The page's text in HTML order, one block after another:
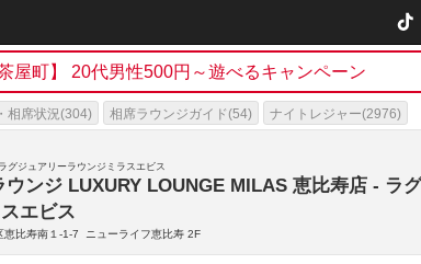
屋町】 20代男性500円～遊べるキャンペーン
相席状況(304) 相席ラウンジガイド(54) ナイトレジャー(2976)
グジュアリーラウンジミラスエビス
ウンジ LUXURY LOUNGE MILAS 恵比寿店 - ラ
エビス
恵比寿南１-1-7 ニューライフ恵比寿 2F